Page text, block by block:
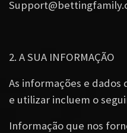
2. A SUA INFORMAÇÃO
As informações e
e utilizar incluem o
Informação que nos